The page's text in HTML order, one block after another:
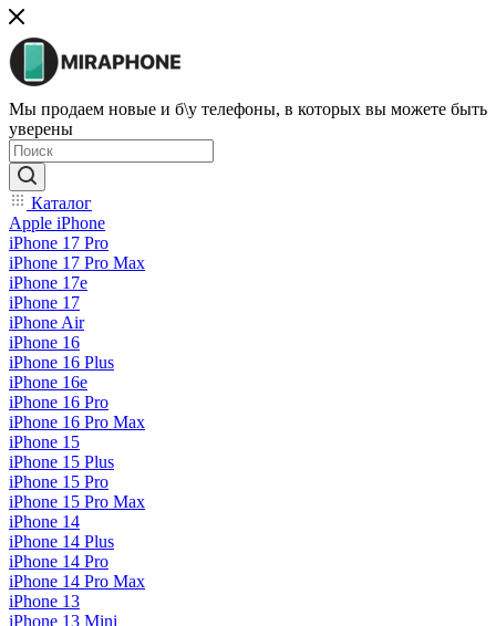
Мы продаем новые и б\у телефоны, в которых вы можете быть
уверены
Каталог
Apple iPhone
iPhone 17 Pro
iPhone 17 Pro Max
iPhone 17e
iPhone 17
iPhone Air
iPhone 16
iPhone 16 Plus
iPhone 16e
iPhone 16 Pro
iPhone 16 Pro Max
iPhone 15
iPhone 15 Plus
iPhone 15 Pro
iPhone 15 Pro Max
iPhone 14
iPhone 14 Plus
iPhone 14 Pro
iPhone 14 Pro Max
iPhone 13
iPhone 13 Mini